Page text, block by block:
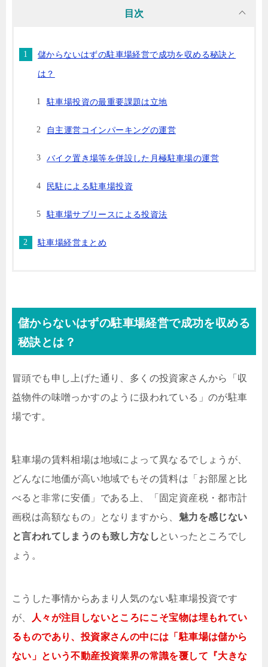
目次
儲からないはずの駐車場経営で成功を収める秘訣と
は？
駐車場投資の最重要課題は立地
自主運営コインパーキングの運営
バイク置き場等を併設した月極駐車場の運営
民駐による駐車場投資
駐車場サブリースによる投資法
駐車場経営まとめ
儲からないはずの駐車場経営で成功を収める
秘訣とは？
冒頭でも申し上げた通り、多くの投資家さんから「収
益物件の味噌っかすのように扱われている」のが駐車
場です。
駐車場の賃料相場は地域によって異なるでしょうが、
どんなに地価が高い地域でもその賃料は「お部屋と比
べると非常に安価」である上、「固定資産税・都市計
画税は高額なもの」となりますから、 魅力を感じない
と言われてしまうのも致し方なし といったところでし
ょう。
こうした事情からあまり人気のない駐車場投資です
が、
人々が注目しないところにこそ宝物は埋もれてい
るものであり、投資家さんの中には「駐車場は儲から
ない」という不動産投資業界の常識を覆して『大きな